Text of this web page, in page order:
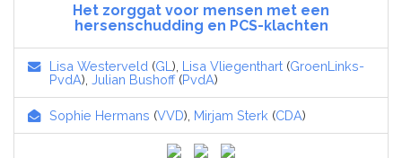
Het zorggat voor mensen met een
hersenschudding en PCS-klachten
Lisa Westerveld (GL ), Lisa Vliegenthart (GroenLinks-
PvdA), Julian Bushoff(PvdA)
Sophie Hermans (VVD), Mirjam Sterk (CDA)